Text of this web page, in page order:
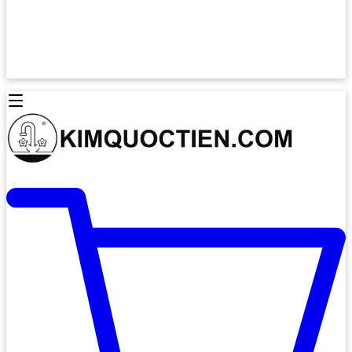
Lò Nướng Hafele
Máy Hút Khử Mùi Classic
Máy Rửa Chén Bát
Máy Rửa Chén Âm Toàn Phần
Máy Rửa Chén Bát 12 Bộ
Máy Rửa Chén Bát Bán Âm
Thiết Bị Vệ Sinh TOTO
Thiết Bị Vệ Sinh American Standard
Thiết Bị Vệ Sinh VIGLACERA
Thiết Bị Vệ Sinh THIÊN THANH
Thiết Bị Bếp